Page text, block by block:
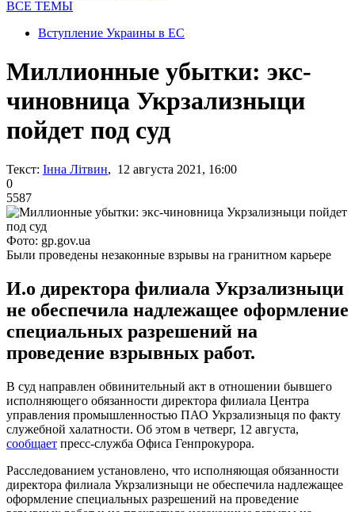
ВСЕ ТЕМЫ
Вступление Украины в ЕС
Миллионные убытки: экс-
чиновница Укрзализныци
пойдет под суд
Текст: Інна Літвин, 12 августа 2021, 16:00
0
5587
Фото: gp.gov.ua
Были проведены незаконные взрывы на гранитном карьере
И.о директора филиала Укрзализныци
не обеспечила надлежащее оформление
специальных разрешений на
проведение взрывных работ.
В суд направлен обвинительный акт в отношении бывшего
исполняющего обязанности директора филиала Центра
управления промышленностью ПАО Укрзализныця по факту
служебной халатности. Об этом в четверг, 12 августа,
сообщает пресс-служба Офиса Генпрокурора.
Расследованием установлено, что исполняющая обязанности
директора филиала Укрзализныци не обеспечила надлежащее
оформление специальных разрешений на проведение